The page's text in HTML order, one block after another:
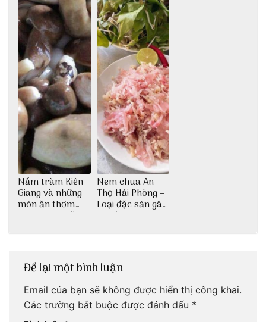
Nấm tràm Kiên
Giang và những
món ăn thơm
ngon khó cưỡng
Nem chua An
Thọ Hải Phòng –
Loại đặc sản gây
nghiện
Để lại một bình luận
Email của bạn sẽ không được hiển thị công khai.
Các trường bắt buộc được đánh dấu *